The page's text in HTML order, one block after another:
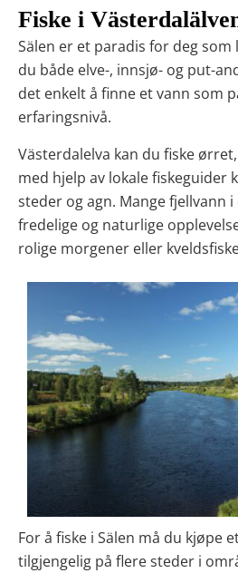
Fiske i
Sälen er et paradis for deg
du både elve-, innsjø- og put-
det enkelt å finne et vann som
erfaringsnivå.
Västerdalelva kan du fiske
med hjelp av lokale fiskeguider
steder og agn. Mange fjellvann
fredelige og naturlige
rolige morgener eller
For å fiske i Sälen må du kjøpe
tilgjengelig på flere steder i